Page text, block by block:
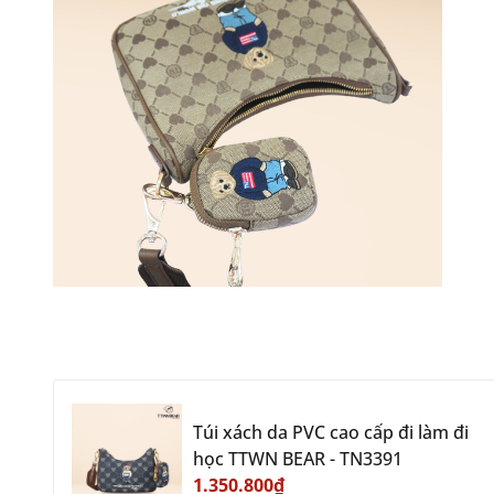
Túi xách da PVC cao cấp đi làm đi
học TTWN BEAR - TN3391
1.350.800₫